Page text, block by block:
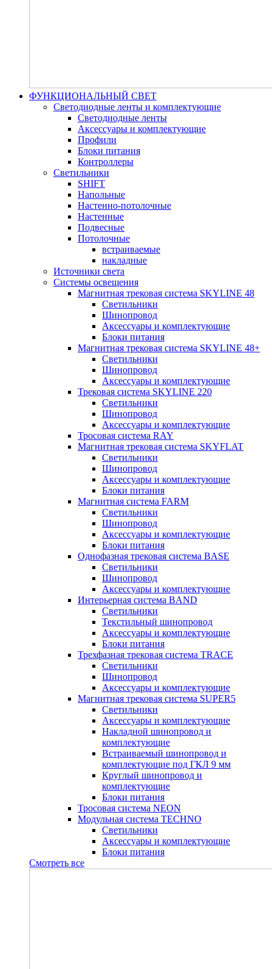
ФУНКЦИОНАЛЬНЫЙ СВЕТ
Светодиодные ленты и комплектующие
Светодиодные ленты
Аксессуары и комплектующие
Профили
Блоки питания
Контроллеры
Светильники
SHIFT
Напольные
Настенно-потолочные
Настенные
Подвесные
Потолочные
встраиваемые
накладные
Источники света
Системы освещения
Магнитная трековая система SKYLINE 48
Светильники
Шинопровод
Аксессуары и комплектующие
Блоки питания
Магнитная трековая система SKYLINE 48+
Светильники
Шинопровод
Аксессуары и комплектующие
Трековая система SKYLINE 220
Светильники
Шинопровод
Аксессуары и комплектующие
Тросовая система RAY
Магнитная трековая система SKYFLAT
Светильники
Шинопровод
Аксессуары и комплектующие
Блоки питания
Магнитная система FARM
Светильники
Шинопровод
Аксессуары и комплектующие
Блоки питания
Однофазная трековая система BASE
Светильники
Шинопровод
Аксессуары и комплектующие
Интерьерная система BAND
Светильники
Текстильный шинопровод
Аксессуары и комплектующие
Блоки питания
Трехфазная трековая система TRACE
Светильники
Шинопровод
Аксессуары и комплектующие
Магнитная трековая система SUPER5
Светильники
Аксессуары и комплектующие
Накладной шинопровод и
комплектующие
Встраиваемый шинопровод и
комплектующие под ГКЛ 9 мм
Круглый шинопровод и
комплектующие
Блоки питания
Тросовая система NEON
Модульная система TECHNO
Светильники
Аксессуары и комплектующие
Блоки питания
Смотреть все